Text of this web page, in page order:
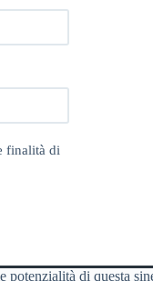
finalità di
di questa